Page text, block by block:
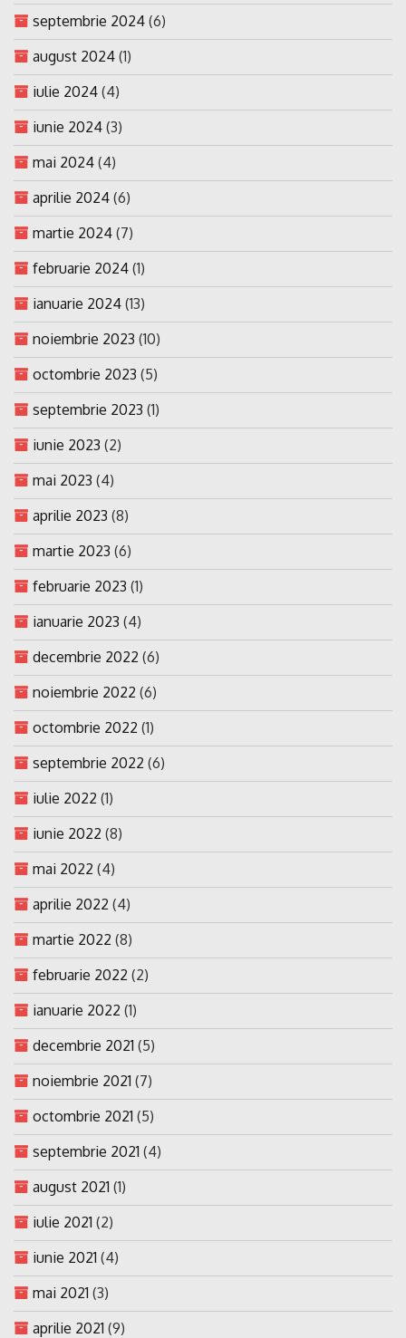
septembrie 2024 (6)
august 2024 (1)
iulie 2024 (4)
iunie 2024 (3)
mai 2024 (4)
aprilie 2024 (6)
martie 2024 (7)
februarie 2024 (1)
ianuarie 2024 (13)
noiembrie 2023 (10)
octombrie 2023 (5)
septembrie 2023 (1)
iunie 2023 (2)
mai 2023 (4)
aprilie 2023 (8)
martie 2023 (6)
februarie 2023 (1)
ianuarie 2023 (4)
decembrie 2022 (6)
noiembrie 2022 (6)
octombrie 2022 (1)
septembrie 2022 (6)
iulie 2022 (1)
iunie 2022 (8)
mai 2022 (4)
aprilie 2022 (4)
martie 2022 (8)
februarie 2022 (2)
ianuarie 2022 (1)
decembrie 2021 (5)
noiembrie 2021 (7)
octombrie 2021 (5)
septembrie 2021 (4)
august 2021 (1)
iulie 2021 (2)
iunie 2021 (4)
mai 2021 (3)
aprilie 2021 (9)